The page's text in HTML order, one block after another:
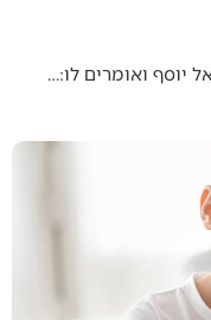
יוסף ואומרים לו:…